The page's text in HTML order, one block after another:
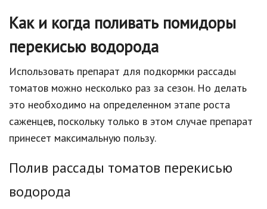
Как и когда поливать помидоры
перекисью водорода
Использовать препарат для подкормки рассады
томатов можно несколько раз за сезон. Но делать
это необходимо на определенном этапе роста
саженцев, поскольку только в этом случае препарат
принесет максимальную пользу.
Полив рассады томатов перекисью
водорода